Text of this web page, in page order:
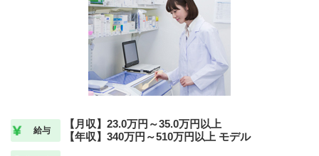
給与
【月収】23.0万円～35.0万円以上
【年収】340万円～510万円以上 モデル